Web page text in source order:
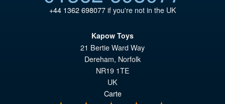
+44 1362 698077if you're not in the UK
Kapow Toys
21 Bertie Ward Way
Dereham, Norfolk
NR19 1TE
UK
Carte